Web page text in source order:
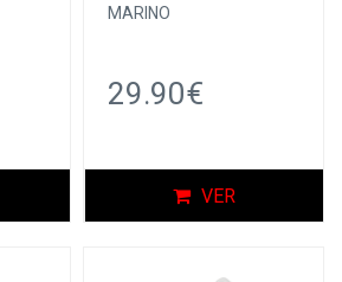
MARINO
29.90€
VER